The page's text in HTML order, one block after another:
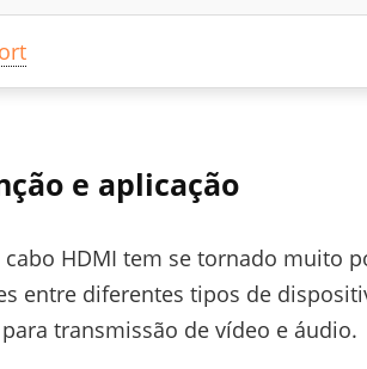
e aplicação
HDMI tem se tornado muito
entre diferentes tipos de
transmissão de vídeo e áudio.